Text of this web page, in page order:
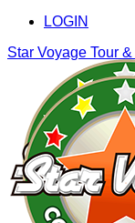
LOGIN
Star Voyage Tour &